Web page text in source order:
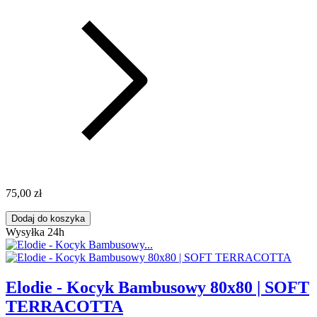
75,00 zł
Dodaj do koszyka
Wysyłka 24h
Elodie - Kocyk Bambusowy 80x80 | SOFT
TERRACOTTA